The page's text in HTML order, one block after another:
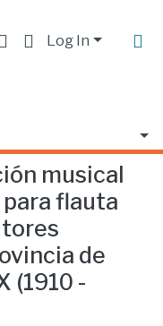
Log In
musical
flauta
de
(1910 -